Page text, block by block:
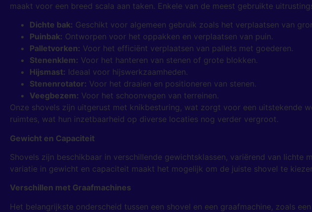
maakt voor een breed scala aan taken. Enkele van de meest gebruikte
Dichte bak: Geschikt voor algemeen gebruik zoals het verplaatsen van
Puinbak: Ontworpen voor het oppakken en verplaatsen van puin.
Palletvorken: Voor het efficiënt verplaatsen van pallets met goederen.
Stenenklem: Voor het hanteren van stenen of grote blokken.
Hijsmast: Ideaal voor hijswerkzaamheden.
Stenenrotator: Voor het draaien en positioneren van stenen.
Veegbezem: Voor het schoonvegen van terreinen.
Onze shovels zijn uitgerust met knikbesturing, wat zorgt voor een uitstekende
ruimtes, wat hun inzetbaarheid op diverse locaties nog verder vergroot.
Gewicht en Capaciteit
Shovels zijn beschikbaar in verschillende gewichtsklassen, variërend van
variatie in gewicht en capaciteit maakt het mogelijk om de juiste shovel te
Verschillen met Graafmachines
Het belangrijkste onderscheid tussen een shovel en een graafmachine, zoals